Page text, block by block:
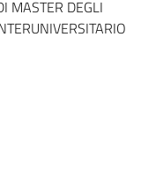
MASTER DEGLI